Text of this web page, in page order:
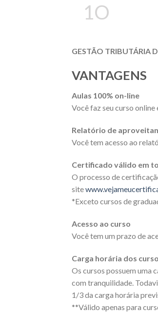
1O
GESTÃO TRIBUTÁRIA
VANTAGENS
Aulas 100% on-line
Você faz seu curso
Relatório de
Você tem acesso ao
Certificado válido em
O processo de
site
*Exceto cursos de
Acesso ao curso
Você tem um prazo de
Carga horária dos
Os cursos possuem uma
com tranquilidade.
1/3 da carga horária
**Válido apenas para